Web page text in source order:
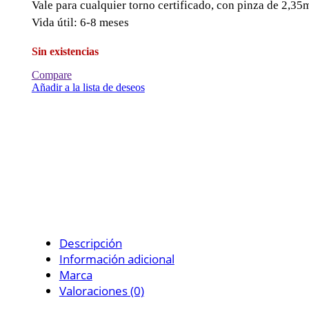
Vale para cualquier torno certificado, con pinza de
Vida útil: 6-8 meses
Sin existencias
Compare
Añadir a la lista de deseos
Descripción
Información adicional
Marca
Valoraciones (0)